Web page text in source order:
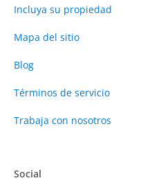
Incluya su propiedad
Mapa del sitio
Blog
Términos de servicio
Trabaja con nosotros
Social